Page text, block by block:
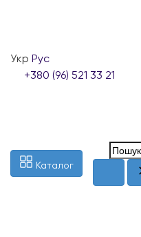
Укр Рус
+380 (96) 521 33 21
Каталог